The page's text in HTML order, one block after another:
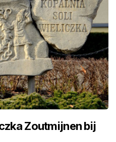
Zoutmijnen bij